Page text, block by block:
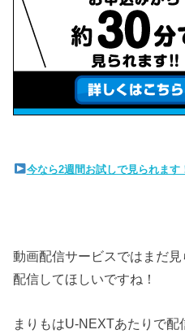
今なら2週間お試しで見られます
動画配信サービスではまだ
配信してほしいですね！
まりもはU-NEXTあたりで配